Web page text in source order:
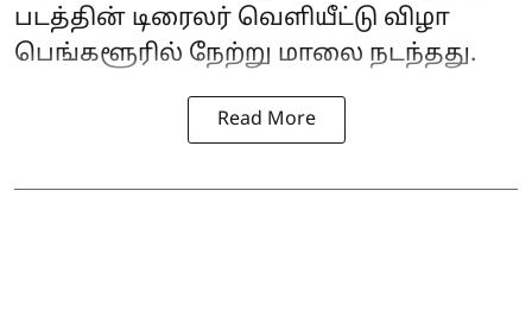
படத்தின் டிரைலர் வெளியீட்டு விழா
பெங்களூரில் நேற்று மாலை நடந்தது.
Read More